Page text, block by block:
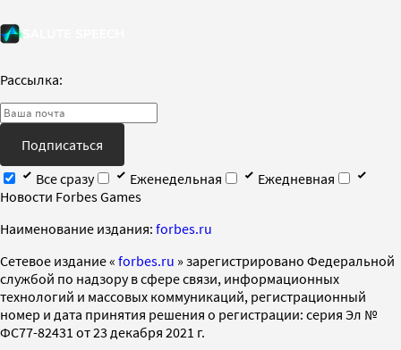
Рассылка:
Подписаться
Все сразу
Еженедельная
Ежедневная
Новости Forbes Games
Наименование издания: forbes.ru
Cетевое издание « forbes.ru » зарегистрировано Федеральной
службой по надзору в сфере связи, информационных
технологий и массовых коммуникаций, регистрационный
номер и дата принятия решения о регистрации: серия Эл №
ФС77-82431 от 23 декабря 2021 г.